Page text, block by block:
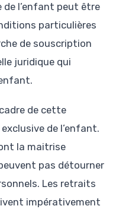
de l’enfant peut être
particulières
de souscription
juridique qui
de cette
de l’enfant.
la maitrise
pas détourner
Les retraits
impérativement